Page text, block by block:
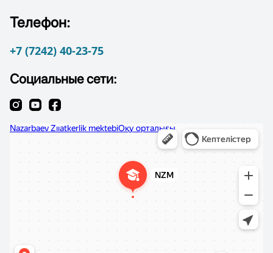
Телефон:
+7 (7242) 40-23-75
Социальные сети: